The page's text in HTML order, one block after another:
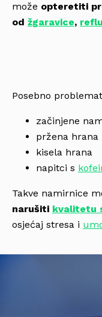
može opteretiti
od žgaravice,
Posebno
začinjene
pržena hrana
kisela hrana
napitci s
Takve namirnice
narušiti kvalitetu
osjećaj stresa i